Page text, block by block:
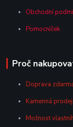
Obchodní
Pomocníček
Proč
Doprava
Kamenná
Možnost